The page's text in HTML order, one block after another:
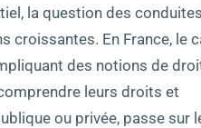
la question des
croissantes. En France, le
des notions de
leurs droits et
ou privée, passe sur